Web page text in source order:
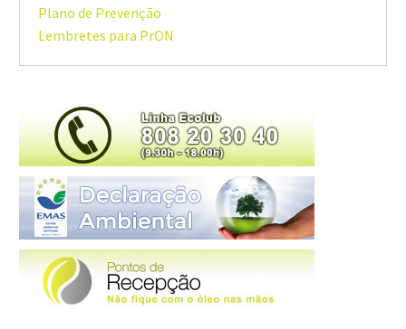
Plano de Prevenção
Lembretes para PrON